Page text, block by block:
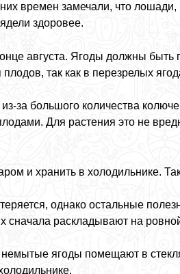
времен замечали, что лошади,
здоровее.
августа. Ягоды должны
так как в перезрелых
за большого количества
Для растения это не
и хранить в холодильнике.
однако остальные
сначала раскладывают на
немытые ягоды помещают в